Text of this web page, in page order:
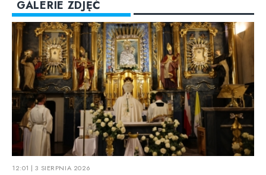
GALERIE ZDJĘĆ
12:01 | 3 SIERPNIA 2026